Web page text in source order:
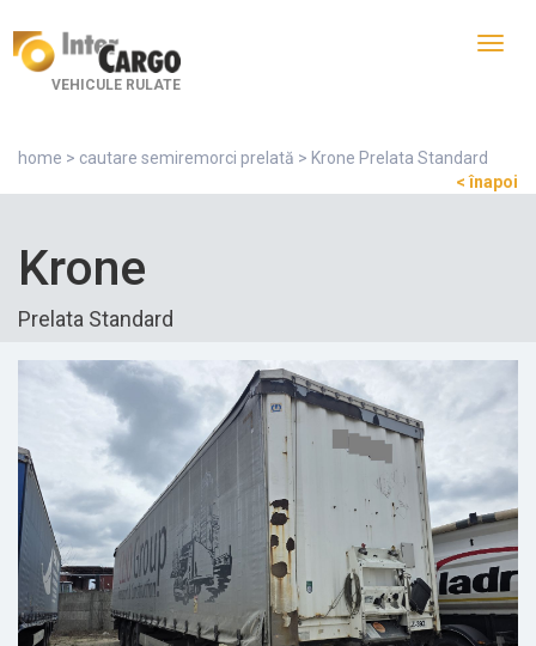
VEHICULE RULATE
home > cautare semiremorci prelată > Krone Prelata Standard
< înapoi
Krone
Prelata Standard